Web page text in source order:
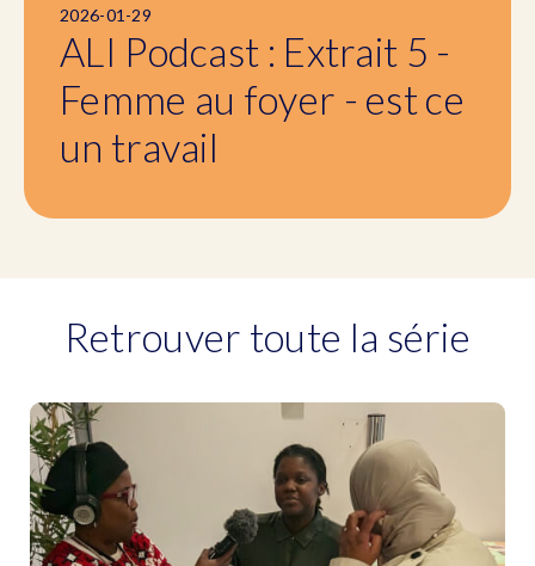
2026-01-29
ALI Podcast : Extrait 5 -
Femme au foyer - est ce
un travail
Retrouver toute la série